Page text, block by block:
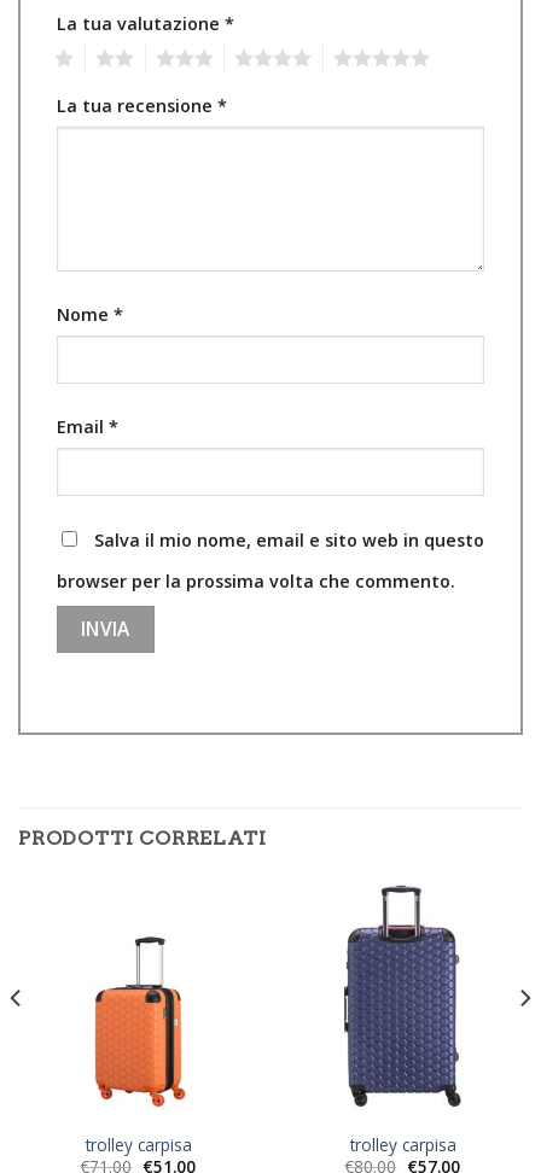
La tua valutazione *
La tua recensione *
Nome *
Email *
Salva il mio nome, email e sito web in questo
browser per la prossima volta che commento.
PRODOTTI CORRELATI
trolley carpisa
€71.00 €51.00
trolley carpisa
€80.00 €57.00